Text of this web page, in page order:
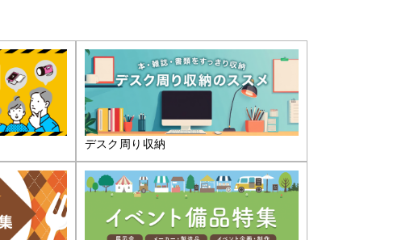
デスク周り収納